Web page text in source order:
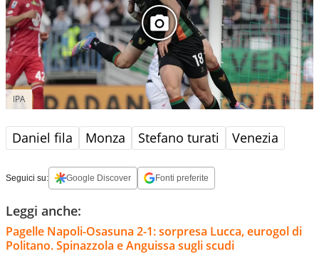
IPA
Daniel fila Monza Stefano turati Venezia
Seguici su: Google Discover Fonti preferite
Leggi anche:
Pagelle Napoli-Osasuna 2-1: sorpresa Lucca, eurogol di
Politano. Spinazzola e Anguissa sugli scudi